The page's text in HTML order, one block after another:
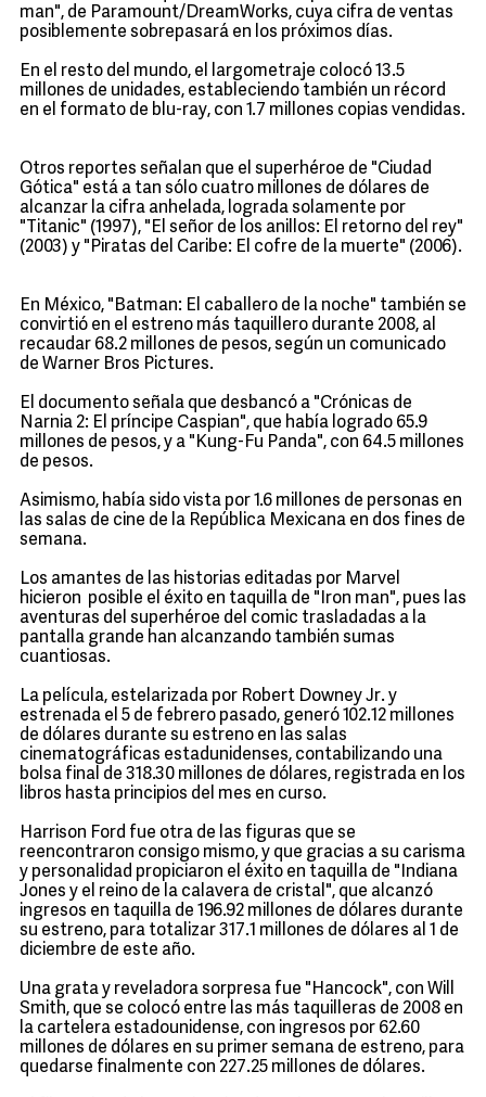
man", de Paramount/DreamWorks, cuya cifra de ventas
posiblemente sobrepasará en los próximos días.
En el resto del mundo, el largometraje colocó 13.5
millones de unidades, estableciendo también un récord
en el formato de blu-ray, con 1.7 millones copias vendidas.
Otros reportes señalan que el superhéroe de "Ciudad
Gótica" está a tan sólo cuatro millones de dólares de
alcanzar la cifra anhelada, lograda solamente por
"Titanic" (1997), "El señor de los anillos: El retorno del rey"
(2003) y "Piratas del Caribe: El cofre de la muerte" (2006).
En México, "Batman: El caballero de la noche" también se
convirtió en el estreno más taquillero durante 2008, al
recaudar 68.2 millones de pesos, según un comunicado
de Warner Bros Pictures.
El documento señala que desbancó a "Crónicas de
Narnia 2: El príncipe Caspian", que había logrado 65.9
millones de pesos, y a "Kung-Fu Panda", con 64.5 millones
de pesos.
Asimismo, había sido vista por 1.6 millones de personas en
las salas de cine de la República Mexicana en dos fines de
semana.
Los amantes de las historias editadas por Marvel
hicieron posible el éxito en taquilla de "Iron man", pues las
aventuras del superhéroe del comic trasladadas a la
pantalla grande han alcanzando también sumas
cuantiosas.
La película, estelarizada por Robert Downey Jr. y
estrenada el 5 de febrero pasado, generó 102.12 millones
de dólares durante su estreno en las salas
cinematográficas estadunidenses, contabilizando una
bolsa final de 318.30 millones de dólares, registrada en los
libros hasta principios del mes en curso.
Harrison Ford fue otra de las figuras que se
reencontraron consigo mismo, y que gracias a su carisma
y personalidad propiciaron el éxito en taquilla de "Indiana
Jones y el reino de la calavera de cristal", que alcanzó
ingresos en taquilla de 196.92 millones de dólares durante
su estreno, para totalizar 317.1 millones de dólares al 1 de
diciembre de este año.
Una grata y reveladora sorpresa fue "Hancock", con Will
Smith, que se colocó entre las más taquilleras de 2008 en
la cartelera estadounidense, con ingresos por 62.60
millones de dólares en su primer semana de estreno, para
quedarse finalmente con 227.25 millones de dólares.